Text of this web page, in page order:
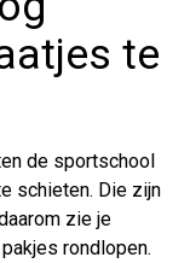
te
de sportschool
schieten. Die zijn
zie je
rondlopen.